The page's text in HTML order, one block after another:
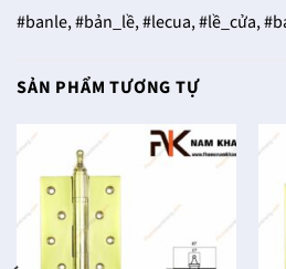
#banle, #bản_lề, #lecua, #lề_cửa,
SẢN PHẨM TƯƠNG TỰ